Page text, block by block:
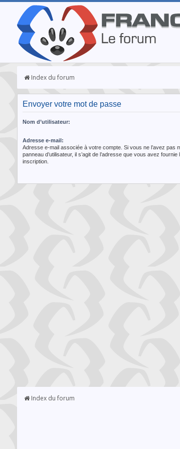
Index du forum
Envoyer votre mot de passe
Nom d’utilisateur:
Adresse e-mail:
Adresse e-mail associée à votre compte. Si vous ne l’avez pas
panneau d’utilisateur, il s’agit de l’adresse que vous avez
inscription.
Index du forum